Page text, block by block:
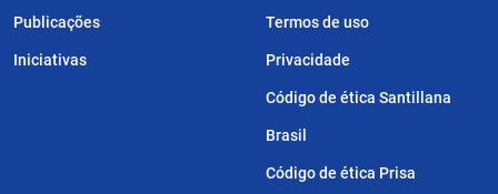
Publicações
Iniciativas
Termos de uso
Privacidade
Código de ética Santillana
Brasil
Código de ética Prisa